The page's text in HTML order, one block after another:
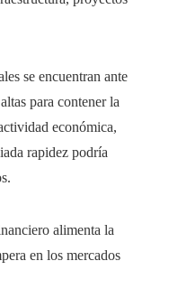
se encuentran ante
para contener la
económica,
rapidez podría
alimenta la
en los mercados